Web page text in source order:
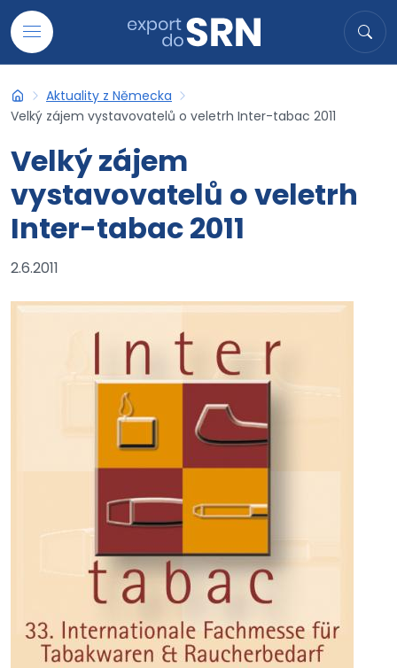
Přejít na obsah
Hledat
Export do SRN
Aktuality z Německa
Velký zájem vystavovatelů o veletrh Inter-tabac 2011
Velký zájem
vystavovatelů o veletrh
Inter-tabac 2011
2.6.2011